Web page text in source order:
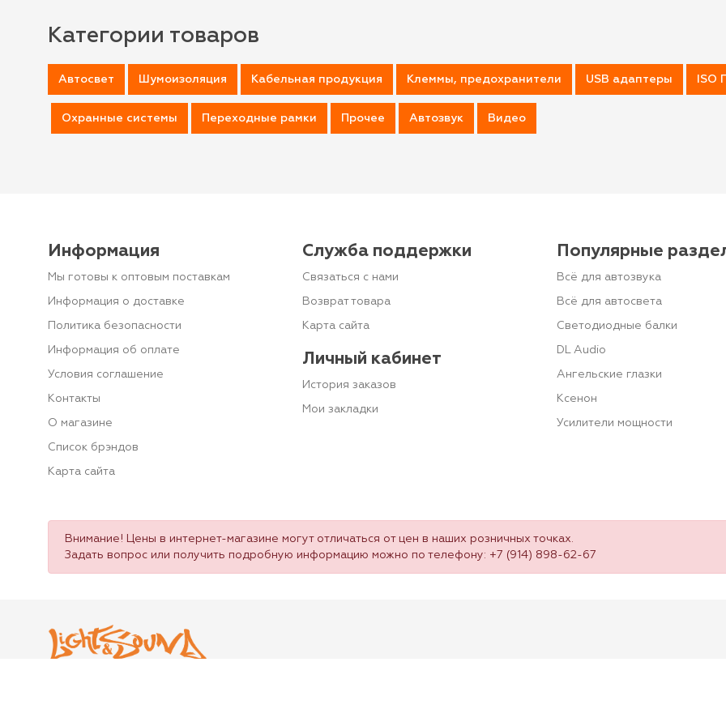
Категории товаров
Автосвет Шумоизоляция Кабельная продукция Клеммы, предохранители USB адаптеры ISO
Охранные системы Переходные рамки Прочее Автозвук Видео
Информация
Мы готовы к оптовым поставкам
Информация о доставке
Политика безопасности
Информация об оплате
Условия соглашение
Контакты
О магазине
Список брэндов
Карта сайта
Служба поддержки
Связаться с нами
Возврат товара
Карта сайта
Личный кабинет
История заказов
Мои закладки
Популярные
Всё для автозвука
Всё для автосвета
Светодиодные балки
DL Audio
Ангельские глазки
Ксенон
Усилители мощности
Внимание! Цены в интернет-магазине могут отличаться от цен в наших розничных точках.
Задать вопрос или получить подробную информацию можно по телефону: +7 (914) 898-62-67